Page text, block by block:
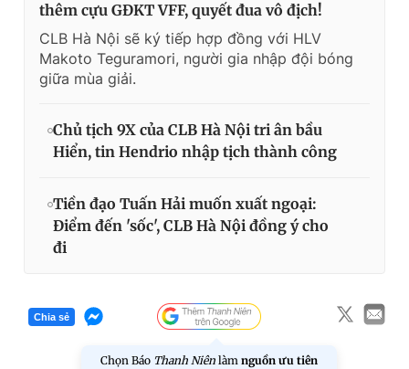
thêm cựu GĐKT VFF, quyết đua vô địch!
CLB Hà Nội sẽ ký tiếp hợp đồng với HLV
Makoto Teguramori, người gia nhập đội bóng
giữa mùa giải.
Chủ tịch 9X của CLB Hà Nội tri ân bầu
Hiển, tin Hendrio nhập tịch thành công
Tiền đạo Tuấn Hải muốn xuất ngoại:
Điểm đến 'sốc', CLB Hà Nội đồng ý cho
đi
Chia sẻ
Chọn Báo Thanh Niên làm nguồn ưu tiên